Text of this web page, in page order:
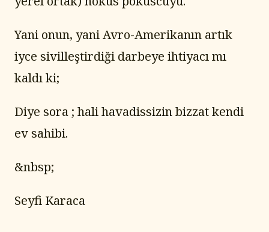
Yani onun, yani Avro-Amerikanın artık
iyce sivilleştirdiği darbeye ihtiyacı mı
kaldı ki;
Diye sora ; hali havadissizin bizzat kendi
ev sahibi.
&nbsp;
Seyfi Karaca